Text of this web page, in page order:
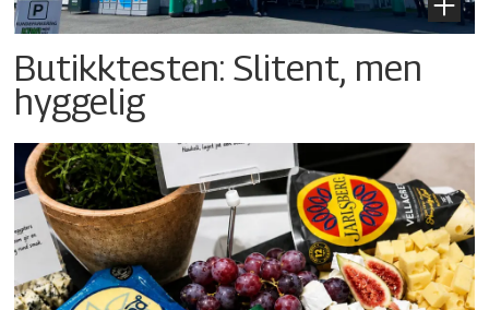
Butikktesten: Slitent, men
hyggelig